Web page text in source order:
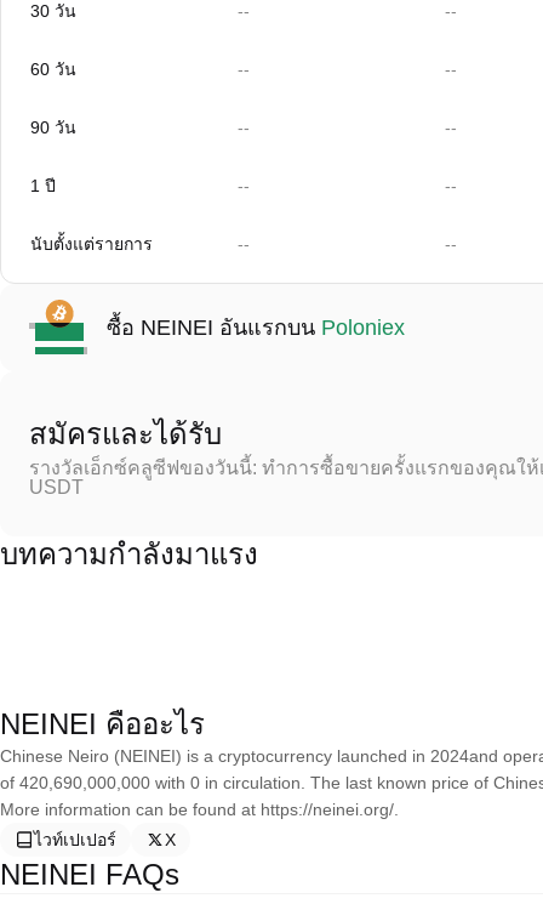
30 วัน -- --
60 วัน -- --
90 วัน -- --
1 ปี -- --
นับตั้งแต่รายการ -- --
ซื้อ NEINEI อันแรกบน Poloniex
สมัครและได้รับ
รางวัลเอ็กซ์คลูซีฟของวันนี้: ทำการซื้อขายครั้งแรกของคุณใ
USDT
บทความกำลังมาแรง
NEINEI คืออะไร
Chinese Neiro (NEINEI) is a cryptocurrency launched in 2024and
of 420,690,000,000 with 0 in circulation. The last known price of
More information can be found at https://neinei.org/.
ไวท์เปเปอร์
X
NEINEI FAQs